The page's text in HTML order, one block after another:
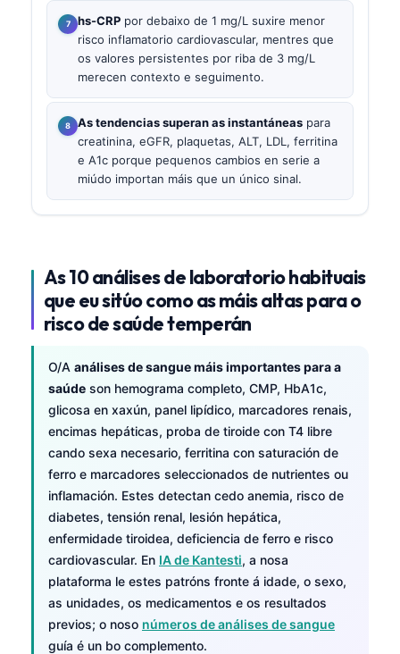
hs-CRP por debaixo de 1 mg/L suxire menor
risco inflamatorio cardiovascular, mentres que
os valores persistentes por riba de 3 mg/L
merecen contexto e seguimento.
As tendencias superan as instantáneas para
creatinina, eGFR, plaquetas, ALT, LDL, ferritina
e A1c porque pequenos cambios en serie a
miúdo importan máis que un único sinal.
As 10 análises de laboratorio habituais
que eu sitúo como as máis altas para o
risco de saúde temperán
O/A análises de sangue máis importantes para a
saúde son hemograma completo, CMP, HbA1c,
glicosa en xaxún, panel lipídico, marcadores renais,
encimas hepáticas, proba de tiroide con T4 libre
cando sexa necesario, ferritina con saturación de
ferro e marcadores seleccionados de nutrientes ou
inflamación. Estes detectan cedo anemia, risco de
diabetes, tensión renal, lesión hepática,
enfermidade tiroidea, deficiencia de ferro e risco
cardiovascular. En IA de Kantesti, a nosa
plataforma le estes patróns fronte á idade, o sexo,
as unidades, os medicamentos e os resultados
previos; o noso números de análises de sangue
guía é un bo complemento.